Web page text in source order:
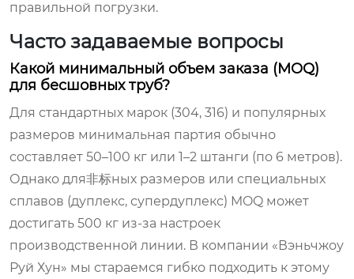
правильной погрузки.
Часто задаваемые вопросы
Какой минимальный объем заказа (MOQ)
для бесшовных труб?
Для стандартных марок (304, 316) и популярных
размеров минимальная партия обычно
составляет 50–100 кг или 1–2 штанги (по 6 метров).
Однако для非标ных размеров или специальных
сплавов (дуплекс, супердуплекс) MOQ может
достигать 500 кг из-за настроек
производственной линии. В компании «Вэньчжоу
Руй Хун» мы стараемся гибко подходить к этому